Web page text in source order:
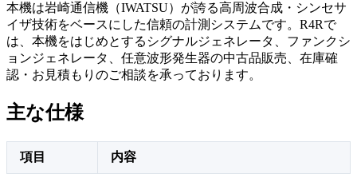
本機は岩崎通信機（IWATSU）が誇る高周波合成・シンセサ
イザ技術をベースにした信頼の計測システムです。R4Rで
は、本機をはじめとするシグナルジェネレータ、ファンクシ
ョンジェネレータ、任意波形発生器の中古品販売、在庫確
認・お見積もりのご相談を承っております。
主な仕様
項目 内容